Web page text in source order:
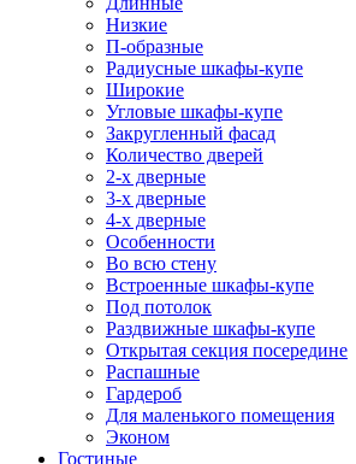
Низкие
П-образные
Радиусные шкафы-купе
Широкие
Угловые шкафы-купе
Закругленный фасад
Количество дверей
2-х дверные
3-х дверные
4-х дверные
Особенности
Во всю стену
Встроенные шкафы-купе
Под потолок
Раздвижные шкафы-купе
Открытая секция посередине
Распашные
Гардероб
Для маленького помещения
Эконом
Гостиные